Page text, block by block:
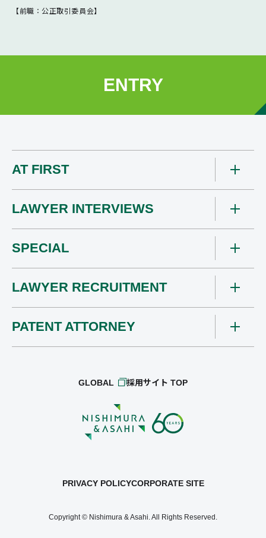
【前職：公正取引委員会】
ENTRY
AT FIRST
LAWYER INTERVIEWS
SPECIAL
LAWYER RECRUITMENT
PATENT ATTORNEY
GLOBAL 採用サイト TOP
PRIVACY POLICYCORPORATE SITE
Copyright © Nishimura & Asahi. All Rights Reserved.